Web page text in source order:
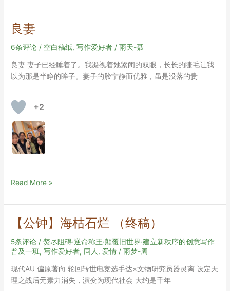
在
渝
中
而
良妻
6条评论 / 空白稿纸,写作爱好者 /雨天-聂
良妻 妻子已经睡着了。我凝视着她紧闭的双眼，长长的睫毛让我
以为那是半睁的眸子。妻子的脸宁静而优雅，虽是没落的贵
+2
良
Read More »
【公钟】海枯石烂 （终稿）
5条评论 /焚尽阻碍·逆命称王·颠覆旧世界·建立新秩序的创意写作
普及一班,写作爱好者, 同人 , 爱情 /雨梦-周
现代AU 偏原著向 轮回转世电竞选手达×文物研究员器灵离 设定天
理之战后元素力消失，演变为现代社会 大约是千年